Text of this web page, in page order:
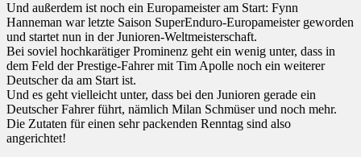
Und außerdem ist noch ein Europameister am Start: Fynn
Hanneman war letzte Saison SuperEnduro-Europameister geworden
und startet nun in der Junioren-Weltmeisterschaft.
Bei soviel hochkarätiger Prominenz geht ein wenig unter, dass in
dem Feld der Prestige-Fahrer mit Tim Apolle noch ein weiterer
Deutscher da am Start ist.
Und es geht vielleicht unter, dass bei den Junioren gerade ein
Deutscher Fahrer führt, nämlich Milan Schmüser und noch mehr.
Die Zutaten für einen sehr packenden Renntag sind also
angerichtet!